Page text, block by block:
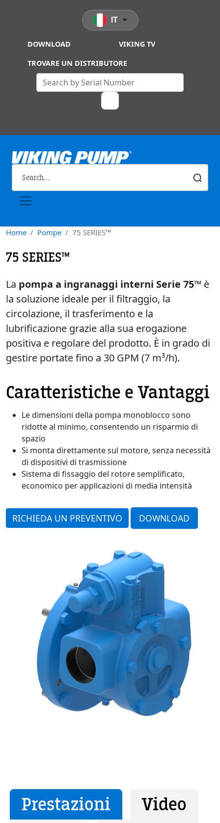
DOWNLOAD VIKING TV
TROVARE UN DISTRIBUTORE
IT
Home Pompe 75 SERIES™
75 SERIES™
La pompa a ingranaggi interni Serie 75™ è
la soluzione ideale per il filtraggio, la
circolazione, il trasferimento e la
lubrificazione grazie alla sua erogazione
positiva e regolare del prodotto. È in grado di
gestire portate fino a 30 GPM (7 m³/h).
Caratteristiche e Vantaggi
Le dimensioni della pompa monoblocco sono
ridotte al minimo, consentendo un risparmio di
spazio
Si monta direttamente sul motore, senza necessità
di dispositivi di trasmissione
Sistema di fissaggio del rotore semplificato,
economico per applicazioni di media intensità
RICHIEDA UN PREVENTIVO DOWNLOAD
Prestazioni
Video